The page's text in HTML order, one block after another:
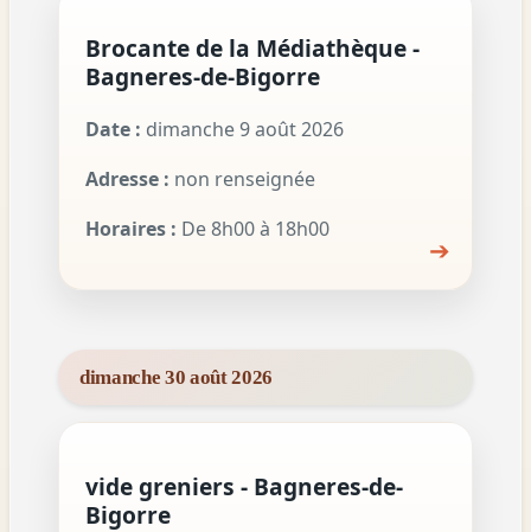
Brocante de la Médiathèque -
Bagneres-de-Bigorre
Date : dimanche 9 août 2026
Adresse : non renseignée
Horaires : De 8h00 à 18h00
➔
dimanche 30 août 2026
vide greniers - Bagneres-de-
Bigorre